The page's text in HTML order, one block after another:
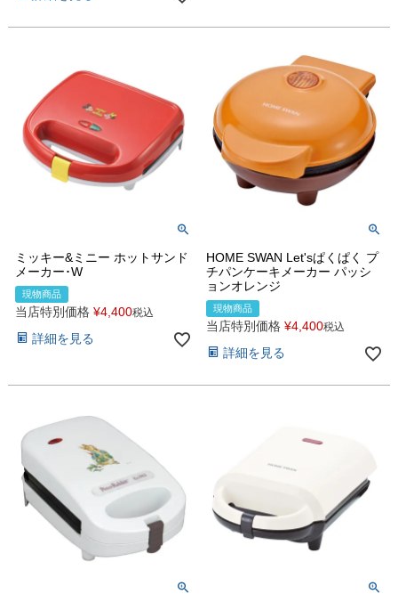
ミッキー&ミニー ホットサンド
メーカー･W
現物商品
当店特別価格 ¥4,400税込
詳細を見る
HOME SWAN Let'sぱくぱく プ
チパンケーキメーカー パッシ
ョンオレンジ
現物商品
当店特別価格 ¥4,400税込
詳細を見る